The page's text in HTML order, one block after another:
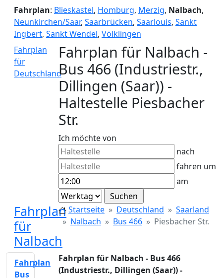
Fahrplan: Blieskastel, Homburg, Merzig, Nalbach,
Neunkirchen/Saar, Saarbrücken, Saarlouis, Sankt
Ingbert, Sankt Wendel, Völklingen
Fahrplan
für
Deutschland
Fahrplan für Nalbach -
Bus 466 (Industriestr.,
Dillingen (Saar)) -
Haltestelle Piesbacher
Str.
Ich möchte von
nach
fahren um
am
Fahrplan
für
Nalbach
Startseite Deutschland
Saarland
Nalbach
Bus 466 Piesbacher Str.
Fahrplan für Nalbach - Bus 466
(Industriestr., Dillingen (Saar)) -
Fahrplan
Bus